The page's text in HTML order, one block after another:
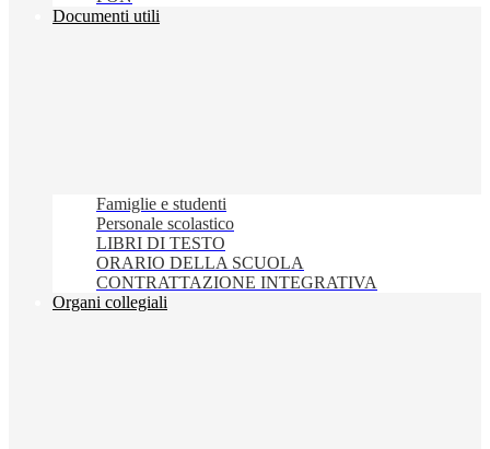
Documenti utili
Famiglie e studenti
Personale scolastico
LIBRI DI TESTO
ORARIO DELLA SCUOLA
CONTRATTAZIONE INTEGRATIVA
Organi collegiali